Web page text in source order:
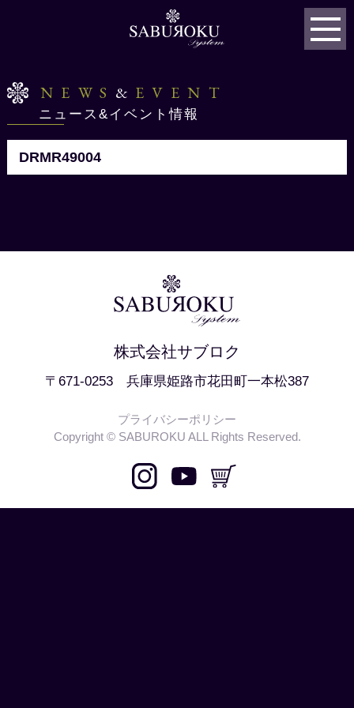
NEWS & EVENT
ニュース&イベント情報
DRMR49004
株式会社サブロク
〒671-0253 兵庫県姫路市花田町一本松387
プライバシーポリシー
Copyright © SABUROKU ALL Rights Reserved.